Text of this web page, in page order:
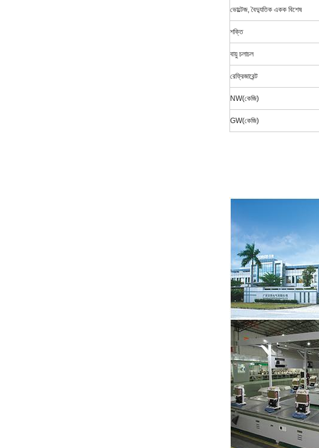
ভোল্টেজ, বৈদ্যুতিক একক বিশেষ
শক্তি
বায়ু চলাচল
রেফ্রিজারেন্ট
NW(কেজি)
GW(কেজি)